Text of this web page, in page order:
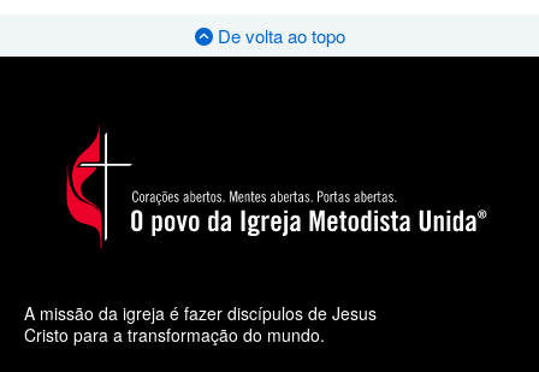
De volta ao topo
A missão da igreja é fazer discípulos de Jesus
Cristo para a transformação do mundo.